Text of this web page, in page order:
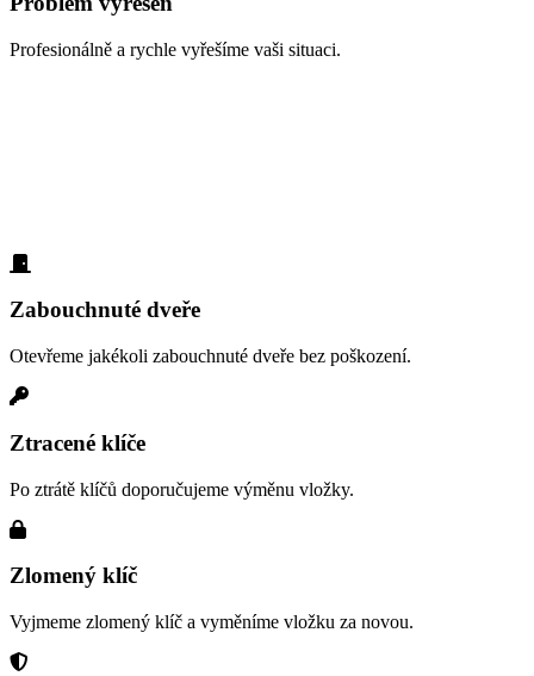
Profesionálně a rychle vyřešíme vaši situaci.
Zabouchnuté dveře
Otevřeme jakékoli zabouchnuté dveře bez poškození.
Ztracené klíče
Po ztrátě klíčů doporučujeme výměnu vložky.
Zlomený klíč
Vyjmeme zlomený klíč a vyměníme vložku za novou.